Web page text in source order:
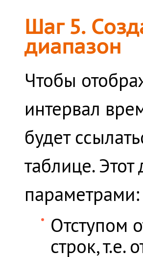
Шаг 5.
диапазон
Чтобы
интервал
будет
таблице.
параметрами:
Отступом
строк,